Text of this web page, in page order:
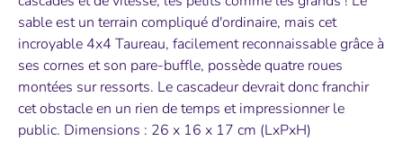
sable est un terrain compliqué d'ordinaire, mais cet
incroyable 4x4 Taureau, facilement reconnaissable grâce à
ses cornes et son pare-buffle, possède quatre roues
montées sur ressorts. Le cascadeur devrait donc franchir
cet obstacle en un rien de temps et impressionner le
public. Dimensions : 26 x 16 x 17 cm (LxPxH)